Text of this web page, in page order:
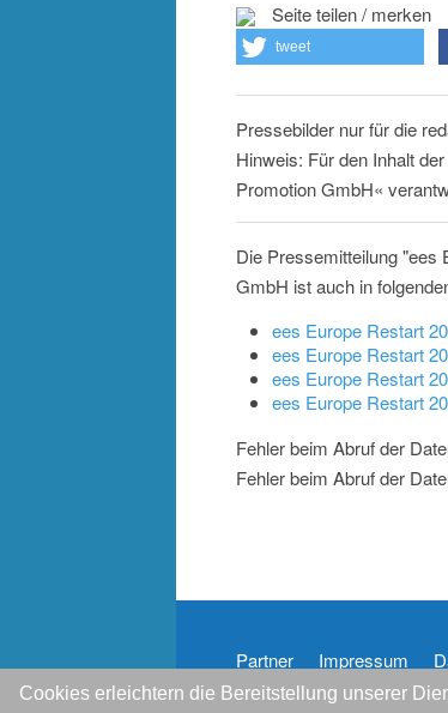
Cookies erleichtern die Bereitstellung unserer
Seite teilen / merken
tweet
Pressebilder nur für die
Hinweis: Für den Inhalt
Promotion GmbH«
Die Pressemitteilung "ees
GmbH ist auch in
ees Europe Restart
ees Europe Restart
ees Europe Restart
ees Europe Restart
Fehler beim Abruf der
Fehler beim Abruf der
Partner Impressum